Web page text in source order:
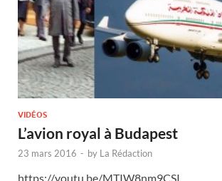
VIDÉOS
L’avion royal à Budapest
23 mars 2016 - by La Rédaction
https://youtu.be/MTIW8nm9CSI